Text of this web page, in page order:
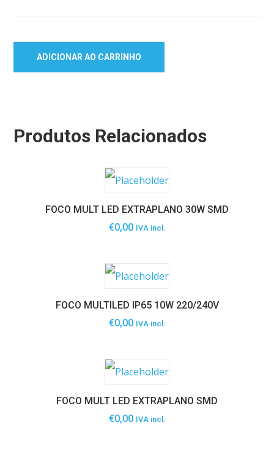
ADICIONAR AO CARRINHO
Produtos Relacionados
FOCO MULT LED EXTRAPLANO 30W SMD
€0,00 IVA incl.
FOCO MULTILED IP65 10W 220/240V
€0,00 IVA incl.
FOCO MULT LED EXTRAPLANO SMD
€0,00 IVA incl.